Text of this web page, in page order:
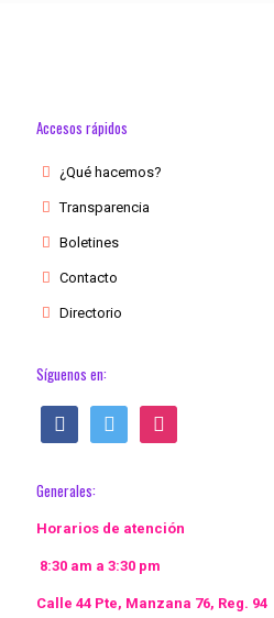
Accesos rápidos
¿Qué hacemos?
Transparencia
Boletines
Contacto
Directorio
Síguenos en:
facebook twitter instagram
Generales:
Horarios de atención
8:30 am a 3:30 pm
Calle 44 Pte, Manzana 76, Reg. 94